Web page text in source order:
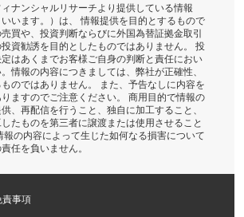
ナンシャルリサーチより提供している情報
いいます。）は、 情報提供を目的とするもので
買や、投資判断ならびに外国為替証拠金取引
資勧誘を目的としたものではありません。 投
はあくまでお客様ご自身の判断と責任におい
情報の内容につきましては、弊社が正確性、
のではありません。 また、予告なしに内容を
ますのでご注意ください。 商用目的で情報の
、再配信を行うこと、独自に加工すること、
たものを第三者に譲渡または使用させること
報の内容によって生じた如何なる損害について
任を負いません。
事項